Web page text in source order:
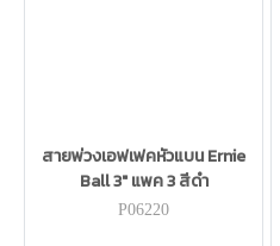
สายพ่วงเอฟเฟคหัวแบน Ernie
Ball 3" แพค 3 สีดำ
P06220